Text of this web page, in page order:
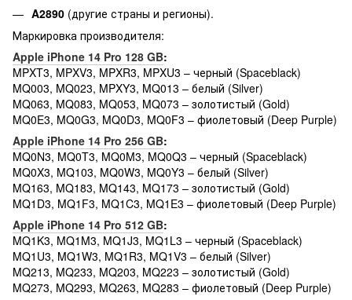
A2890 (другие страны и регионы).
Маркировка производителя:
Apple iPhone 14 Pro 128 GB:
MPXT3, MPXV3, MPXR3, MPXU3 – черный (Spaceblack)
MQ003, MQ023, MPXY3, MQ013 – белый (Silver)
MQ063, MQ083, MQ053, MQ073 – золотистый (Gold)
MQ0E3, MQ0G3, MQ0D3, MQ0F3 – фиолетовый (Deep Purple)
Apple iPhone 14 Pro 256 GB:
MQ0N3, MQ0T3, MQ0M3, MQ0Q3 – черный (Spaceblack)
MQ0X3, MQ103, MQ0W3, MQ0Y3 – белый (Silver)
MQ163, MQ183, MQ143, MQ173 – золотистый (Gold)
MQ1D3, MQ1F3, MQ1C3, MQ1E3 – фиолетовый (Deep Purple)
Apple iPhone 14 Pro 512 GB:
MQ1K3, MQ1M3, MQ1J3, MQ1L3 – черный (Spaceblack)
MQ1U3, MQ1W3, MQ1R3, MQ1V3 – белый (Silver)
MQ213, MQ233, MQ203, MQ223 – золотистый (Gold)
MQ273, MQ293, MQ263, MQ283 – фиолетовый (Deep Purple)